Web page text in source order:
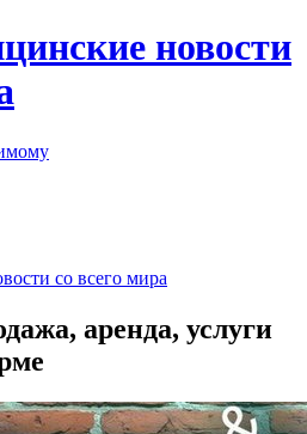
новости
аренда, услуги